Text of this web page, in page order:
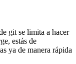
git se limita a hacer
estás de
ya de manera rápida